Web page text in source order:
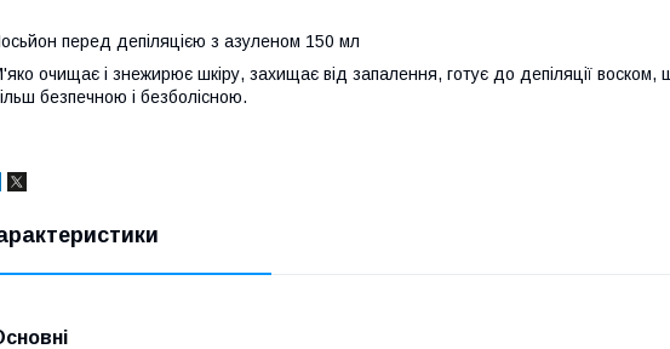
перед депіляцією з азуленом 150 мл
очищає і знежирює шкіру, захищає від запалення, готує до депіляції
безпечною і безболісною.